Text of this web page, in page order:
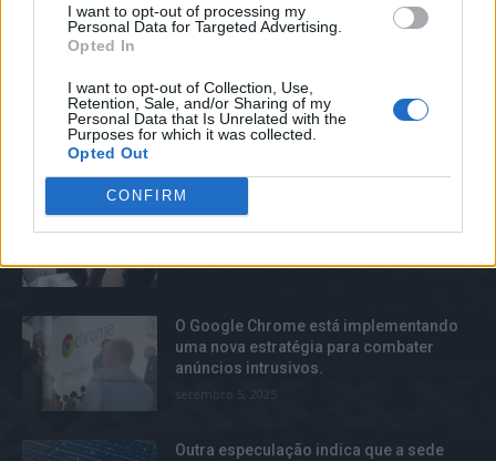
I want to opt-out of processing my
Personal Data for Targeted Advertising.
Opted In
I want to opt-out of Collection, Use,
Retention, Sale, and/or Sharing of my
Personal Data that Is Unrelated with the
Purposes for which it was collected.
Opted Out
CONFIRM
Transmissão ao vivo: A Apple revela que
há muito mais no evento de lançamento.
TOP TRENDS
5 formas de transferir texto do seu
O Google Chrome está implementando
uma nova estratégia para combater
anúncios intrusivos.
setembro 5, 2025
Outra especulação indica que a sede